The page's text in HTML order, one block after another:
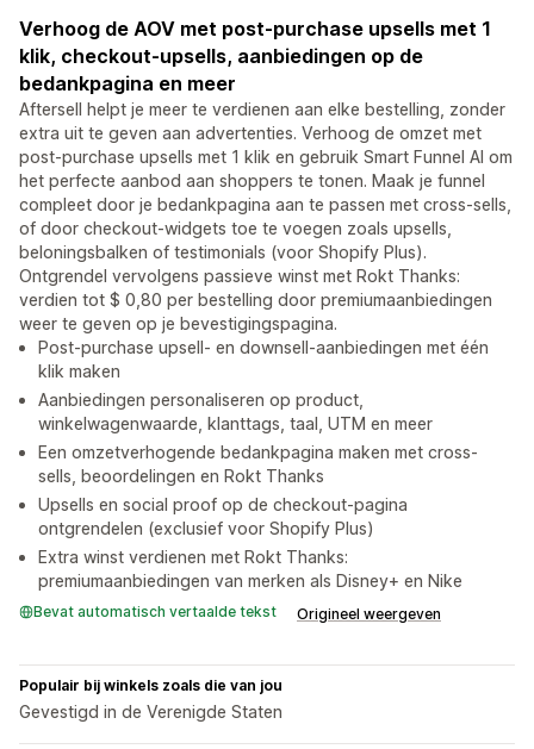
Verhoog de AOV met post-purchase upsells met 1
klik, checkout-upsells, aanbiedingen op de
bedankpagina en meer
Aftersell helpt je meer te verdienen aan elke bestelling, zonder
extra uit te geven aan advertenties. Verhoog de omzet met
post-purchase upsells met 1 klik en gebruik Smart Funnel AI om
het perfecte aanbod aan shoppers te tonen. Maak je funnel
compleet door je bedankpagina aan te passen met cross-sells,
of door checkout-widgets toe te voegen zoals upsells,
beloningsbalken of testimonials (voor Shopify Plus).
Ontgrendel vervolgens passieve winst met Rokt Thanks:
verdien tot $ 0,80 per bestelling door premiumaanbiedingen
weer te geven op je bevestigingspagina.
Post-purchase upsell- en downsell-aanbiedingen met één
klik maken
Aanbiedingen personaliseren op product,
winkelwagenwaarde, klanttags, taal, UTM en meer
Een omzetverhogende bedankpagina maken met cross-
sells, beoordelingen en Rokt Thanks
Upsells en social proof op de checkout-pagina
ontgrendelen (exclusief voor Shopify Plus)
Extra winst verdienen met Rokt Thanks:
premiumaanbiedingen van merken als Disney+ en Nike
Bevat automatisch vertaalde tekst Origineel weergeven
Populair bij winkels zoals die van jou
Gevestigd in de Verenigde Staten